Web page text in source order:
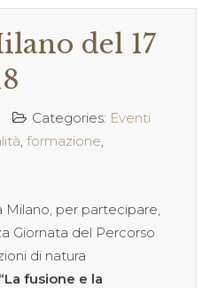
del 17
Categories: Eventi
formazione
Milano, per partecipare,
Giornata del Percorso
di natura
“La fusione e la